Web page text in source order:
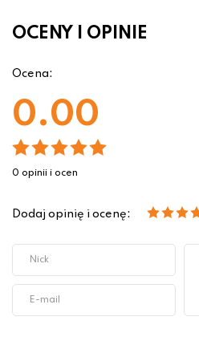
OCENY I OPINIE
Ocena:
0.00
0 opinii i ocen
Dodaj opinię i ocenę: